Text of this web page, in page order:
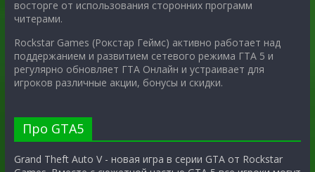
восторге от использования сторонних программ
читерами.
Rockstar Games (Рокстар Геймс) активно работает над
поддержанием и развитием сетевого режима ГТА 5 и
регулярно обновляет ГТА Онлайн и устраивает для
игроков различные акции, бонусы и скидки.
Про GTA5
Grand Theft Auto V - новая игра в серии GTA от Rockstar